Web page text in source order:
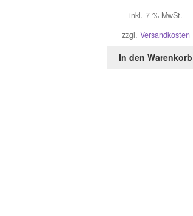
inkl. 7 % MwSt.
zzgl. Versandkosten
In den Warenkorb